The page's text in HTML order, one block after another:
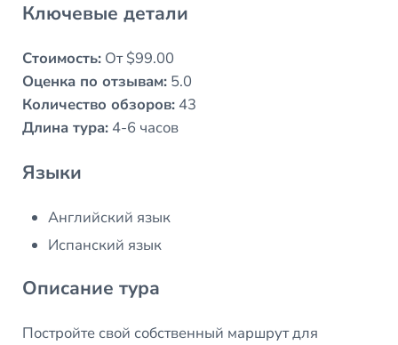
Ключевые детали
Стоимость:От $99.00
Оценка по отзывам:5.0
Количество обзоров:43
Длина тура:4-6 часов
Языки
Английский язык
Испанский язык
Описание тура
Постройте свой собственный маршрут для